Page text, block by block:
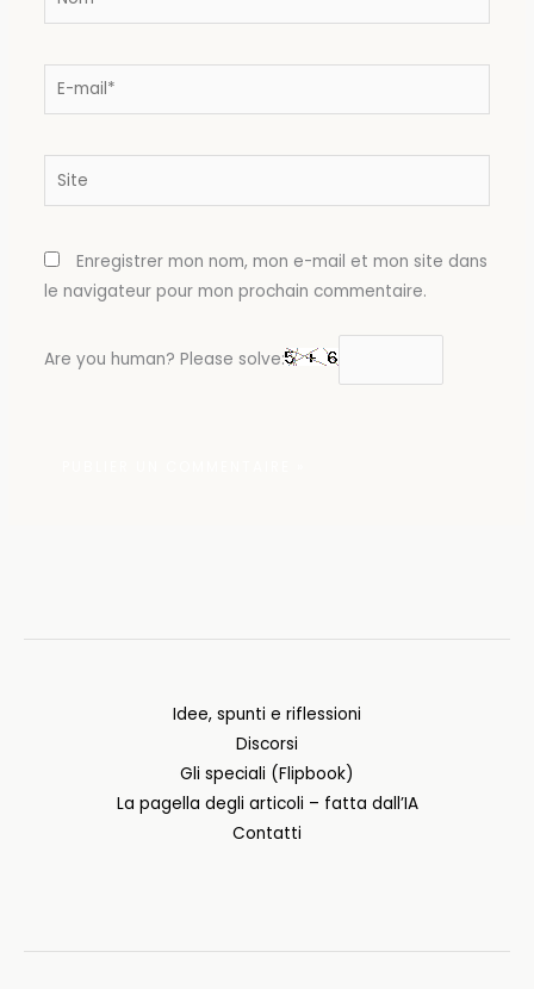
E-
mail*
Site
Enregistrer mon nom, mon e-mail et mon site dans
le navigateur pour mon prochain commentaire.
Are you human? Please solve:
Idee, spunti e riflessioni
Discorsi
Gli speciali (Flipbook)
La pagella degli articoli – fatta dall’IA
Contatti